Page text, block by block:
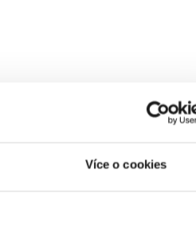
Více o cookies